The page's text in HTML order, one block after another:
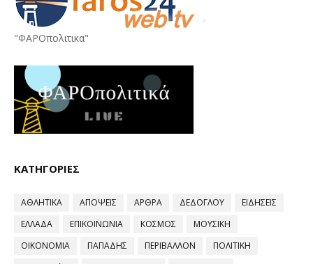
"ΦΑΡΟπολιτικα"
ΚΑΤΗΓΟΡΙΕΣ
ΑΘΛΗΤΙΚΑ ΑΠΟΨΕΙΣ ΑΡΘΡΑ ΔΕΔΟΓΛΟΥ
ΕΙΔΗΣΕΙΣ
ΕΛΛΑΔΑ
ΕΠΙΚΟΙΝΩΝΙΑ ΚΟΣΜΟΣ
ΜΟΥΣΙΚΗ
ΟΙΚΟΝΟΜΙΑ
ΠΑΠΑΔΗΣ ΠΕΡΙΒΑΛΛΟΝ
ΠΟΛΙΤΙΚΗ